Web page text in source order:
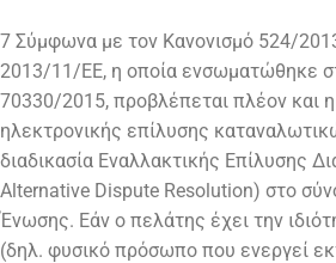
7 Σύμφωνα με τον Κανονισμό 524/
2013/11/ΕΕ, η οποία ενσωματώθηκε
70330/2015, προβλέπεται πλέον και
ηλεκτρονικής επίλυσης
διαδικασία Εναλλακτικής Επίλυσης
Alternative Dispute Resolution) στο
Ένωσης. Εάν ο πελάτης έχει την
(δηλ. φυσικό πρόσωπο που ενεργεί